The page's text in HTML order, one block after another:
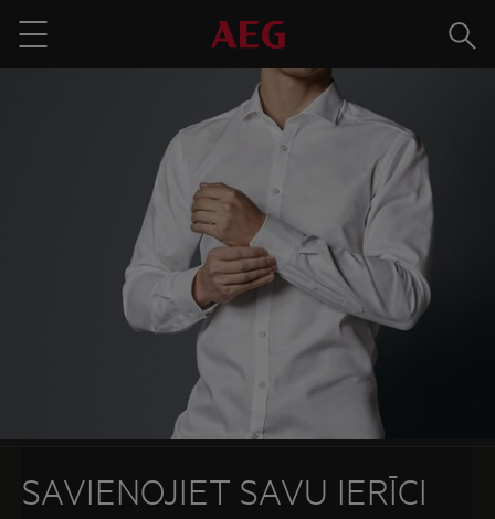
Menu
SAVIENOJIET SAVU IERĪCI